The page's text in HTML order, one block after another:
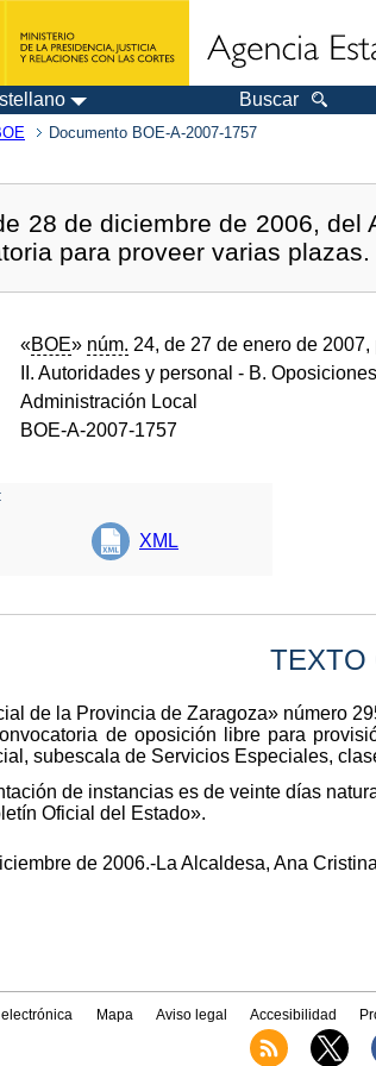
Buscar
Documento BOE-A-2007-1757
28 de diciembre de 2006, del
para proveer varias plazas.
«BOE» núm. 24, de 27 de enero de
II. Autoridades y personal - B.
Administración Local
BOE-A-2007-1757
XML
TEXTO
de la Provincia de Zaragoza» número
de oposición libre para
subescala de Servicios Especiales,
de instancias es de veinte días
Oficial del Estado».
de 2006.-La Alcaldesa, Ana
Mapa Aviso legal Accesibilidad